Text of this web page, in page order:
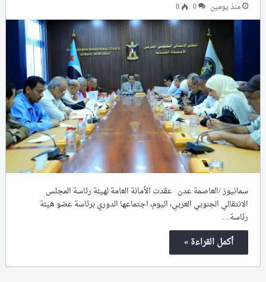
منذ يومين 0
8
سمانيوز /العاصمة عدن عقدت الأمانة العامة لهيئة رئاسة المجلس
الانتقالي الجنوبي العربي، اليوم، اجتماعها الدوري برئاسة عضو هيئة
رئاسة…
أكمل القراءة »